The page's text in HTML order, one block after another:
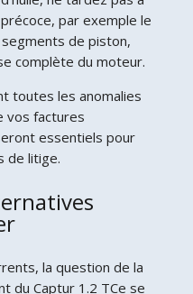
par exemple le
de piston,
complète du moteur.
toutes les anomalies
vos factures
essentiels pour
de litige.
la question de la
du Captur 1.2 TCe se